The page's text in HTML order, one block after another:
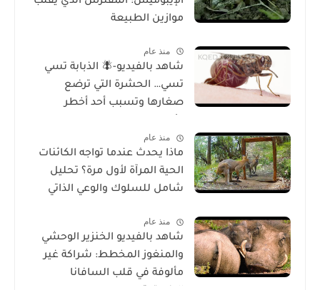
موازين الطبيعة
منذ عام
شاهد بالفيديو-🪰 الذبابة تسي
تسي… الحشرة التي ترضع
صغارها وتسبب أحد أخطر
منذ عام
ماذا يحدث عندما تواجه الكائنات
الحية المرآة لأول مرة؟ تحليل
شامل للسلوك والوعي الذاتي
منذ عام
شاهد بالفيديو الخنزير الوحشي
والمنغوز المخطط: شراكة غير
مألوفة في قلب السافانا